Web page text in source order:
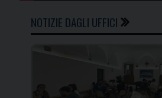
NOTIZIE DAGLI UFFICI